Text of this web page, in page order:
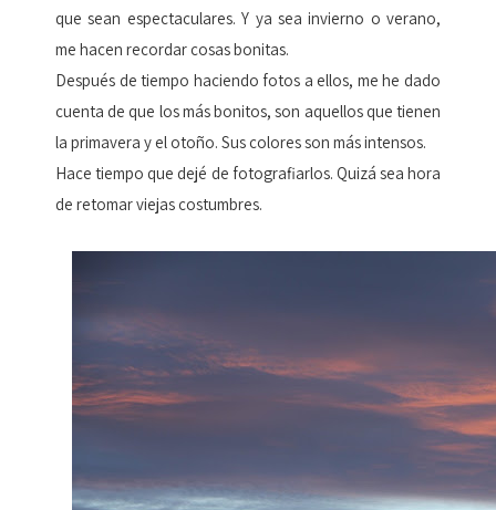
que sean espectaculares. Y ya sea invierno o verano,
me hacen recordar cosas bonitas.
Después de tiempo haciendo fotos a ellos, me he dado
cuenta de que los más bonitos, son aquellos que tienen
la primavera y el otoño. Sus colores son más intensos.
Hace tiempo que dejé de fotografiarlos. Quizá sea hora
de retomar viejas costumbres.